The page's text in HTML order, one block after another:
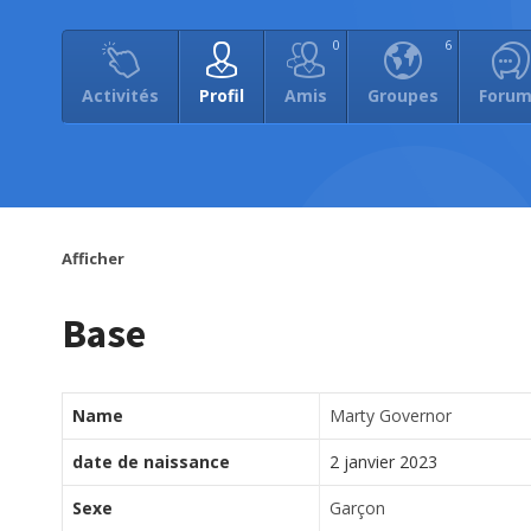
Activités Profil Amis
0
Groupes
6
Afficher
Base
Name Marty Governor
date de naissance 2 janvier 2023
Sexe Garçon